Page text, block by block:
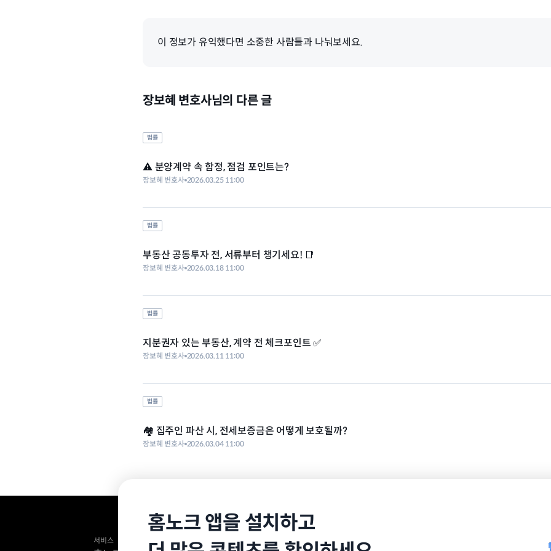
이 정보가 유익했다면 소중한 사람들과 나눠보세요.
장보혜 변호사님의 다른 글
법률
⚠️ 분양계약 속 함정, 점검 포인트는?
장보혜 변호사 2026.03.25 11:00
법률
부동산 공동투자 전, 서류부터 챙기세요! 📑
장보혜 변호사 2026.03.18 11:00
법률
지분권자 있는 부동산, 계약 전 체크포인트 ✅
장보혜 변호사 2026.03.11 11:00
법률
🏘️ 집주인 파산 시, 전세보증금은 어떻게 보호될까?
장보혜 변호사 2026.03.04 11:00
서비스 미디어
홈노크 앱을 설치하고